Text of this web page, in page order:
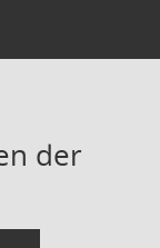
der